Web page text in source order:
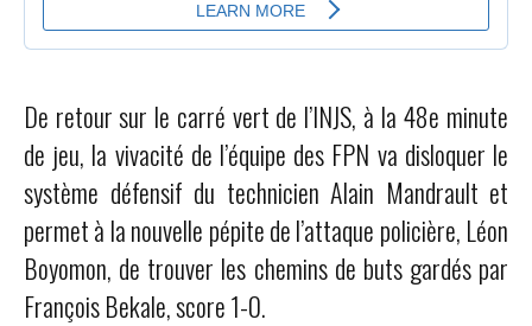
De retour sur le carré vert de l’INJS, à la 48e minute
de jeu, la vivacité de l’équipe des FPN va disloquer le
système défensif du technicien Alain Mandrault et
permet à la nouvelle pépite de l’attaque policière, Léon
Boyomon, de trouver les chemins de buts gardés par
François Bekale, score 1-0.